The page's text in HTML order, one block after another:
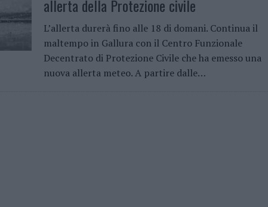
allerta della Protezione civile
L’allerta durerà fino alle 18 di domani. Continua il
maltempo in Gallura con il Centro Funzionale
Decentrato di Protezione Civile che ha emesso una
nuova allerta meteo. A partire dalle…